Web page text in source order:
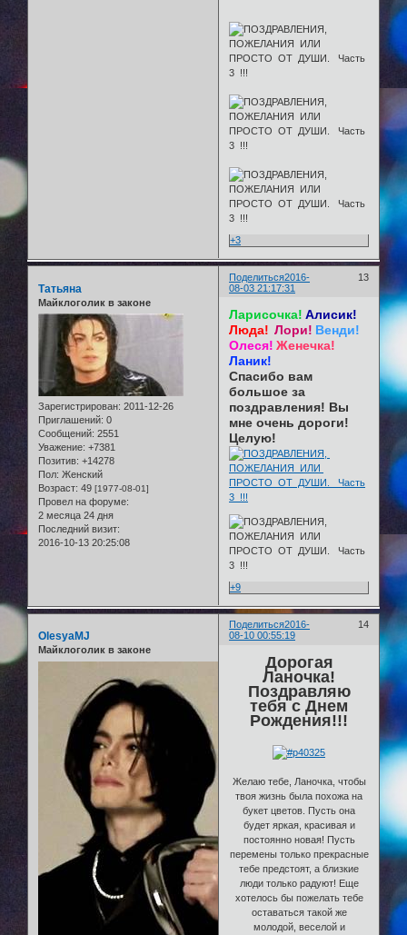
+3
Поделиться 13
2016-
08-03 21:17:31
Татьяна
Майклоголик в законе
Зарегистрирован: 2011-12-26
Приглашений: 0
Сообщений: 2551
Уважение: +7381
Позитив: +14278
Пол: Женский
Возраст: 49 [1977-08-01]
Провел на форуме:
2 месяца 24 дня
Последний визит:
2016-10-13 20:25:08
Ларисочка! Алисик!
Люда! Лори! Венди!
Олеся! Женечка!
Ланик!
Спасибо вам
большое за
поздравления! Вы
мне очень дороги!
Целую!
+9
Поделиться 14
2016-
08-10 00:55:19
OlesyaMJ
Майклоголик в законе
Дорогая
Ланочка!
Поздравляю
тебя с Днем
Рождения!!!
Желаю тебе, Ланочка, чтобы
твоя жизнь была похожа на
букет цветов. Пусть она
будет яркая, красивая и
постоянно новая! Пусть
перемены только прекрасные
тебе предстоят, а близкие
люди только радуют! Еще
хотелось бы пожелать тебе
оставаться такой же
молодой, веселой и